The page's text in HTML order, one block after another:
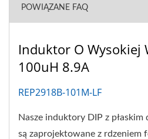
POWIĄZANE FAQ
Induktor O Wysokiej
100uH 8.9A
REP2918B-101M-LF
Nasze induktory DIP z
są zaprojektowane z rdzeniem